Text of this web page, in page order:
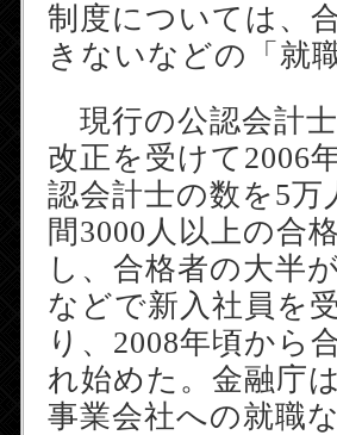
制度については、
きないなどの「就
現行の公認会計
改正を受けて2006
認会計士の数を5
間3000人以上の合
し、合格者の大半
などで新入社員を
り、2008年頃から
れ始めた。金融庁
事業会社への就職